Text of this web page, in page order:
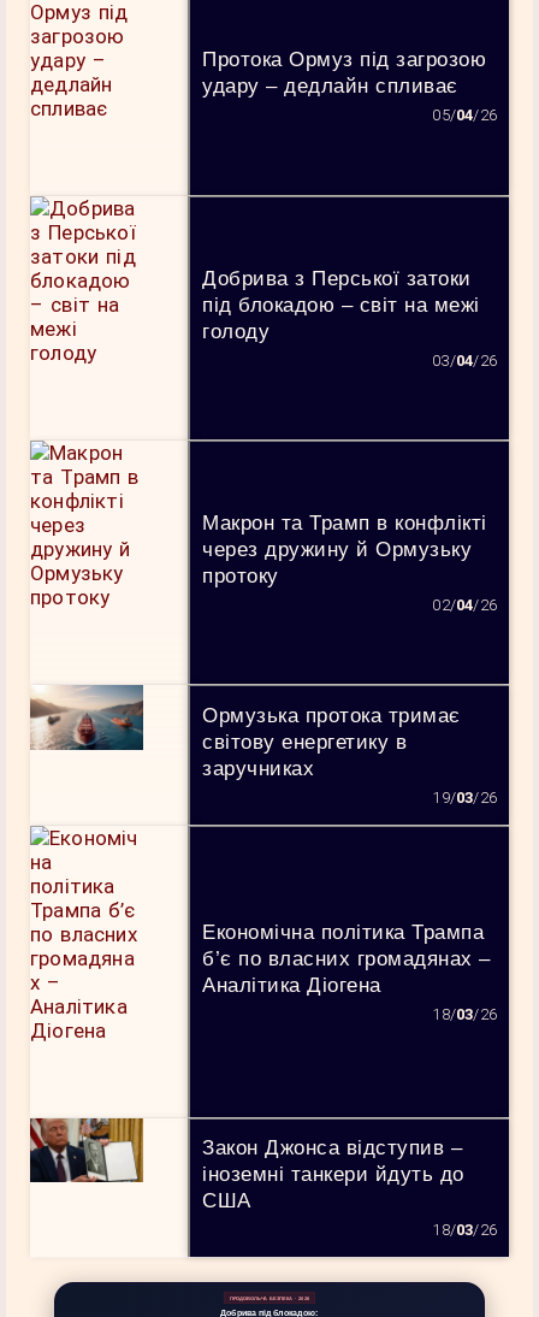
Протока Ормуз під загрозою
удару – дедлайн спливає
05/04/26
Добрива з Перської затоки
під блокадою – світ на межі
голоду
03/04/26
Макрон та Трамп в конфлікті
через дружину й Ормузьку
протоку
02/04/26
Ормузька протока тримає
світову енергетику в
заручниках
19/03/26
Економічна політика Трампа
б’є по власних громадянах –
Аналітика Діогена
18/03/26
Закон Джонса відступив –
іноземні танкери йдуть до
США
18/03/26
ПРОДОВОЛЬЧА БЕЗПЕКА · 2026
Добрива під блокадою: